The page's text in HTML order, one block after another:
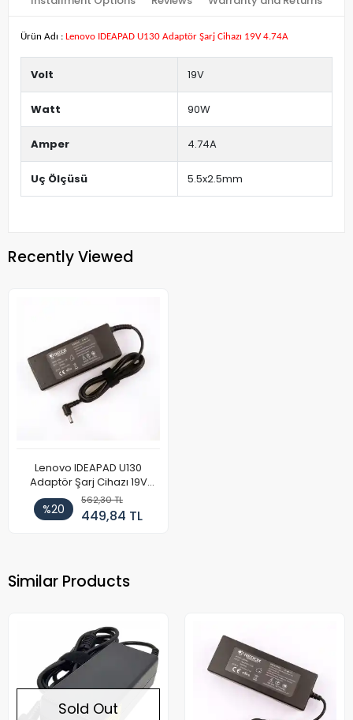
Ürün Adı : Lenovo IDEAPAD U130 Adaptör Şarj Cihazı 19V 4.74A
Volt 19V
Watt 90W
Amper 4.74A
Uç Ölçüsü 5.5x2.5mm
Recently Viewed
Lenovo IDEAPAD U130
Adaptör Şarj Cihazı 19V
4.74A
%20
562,30 TL
449,84 TL
Similar Products
Sold Out